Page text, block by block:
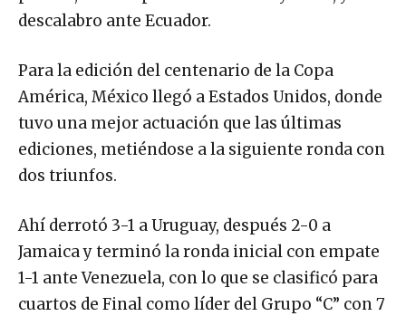
descalabro ante Ecuador.
Para la edición del centenario de la Copa
América, México llegó a Estados Unidos, donde
tuvo una mejor actuación que las últimas
ediciones, metiéndose a la siguiente ronda con
dos triunfos.
Ahí derrotó 3-1 a Uruguay, después 2-0 a
Jamaica y terminó la ronda inicial con empate
1-1 ante Venezuela, con lo que se clasificó para
cuartos de Final como líder del Grupo “C” con 7